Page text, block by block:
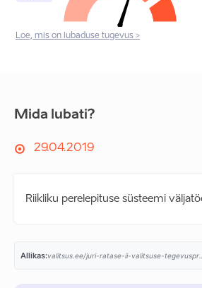
Loe, mis on lubaduse tugevus >
Mida lubati?
29.04.2019
Riikliku perelepituse süsteemi
Allikas: